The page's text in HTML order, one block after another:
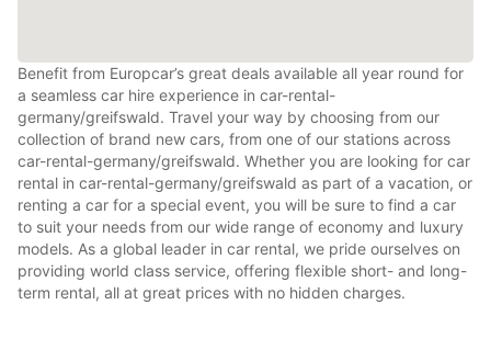
Benefit from Europcar’s great deals available all year round for
a seamless car hire experience in car-rental-
germany/greifswald. Travel your way by choosing from our
collection of brand new cars, from one of our stations across
car-rental-germany/greifswald. Whether you are looking for car
rental in car-rental-germany/greifswald as part of a vacation, or
renting a car for a special event, you will be sure to find a car
to suit your needs from our wide range of economy and luxury
models. As a global leader in car rental, we pride ourselves on
providing world class service, offering flexible short- and long-
term rental, all at great prices with no hidden charges.